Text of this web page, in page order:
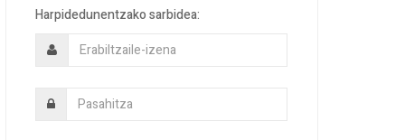
Harpidedunentzako sarbidea: